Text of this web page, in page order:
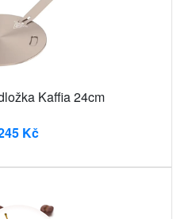
Kaffia 24cm
Kč